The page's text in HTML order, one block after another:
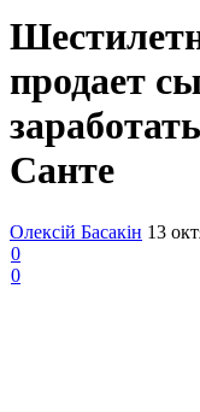
продает
Санте
Олексій Басакін 13
0
0